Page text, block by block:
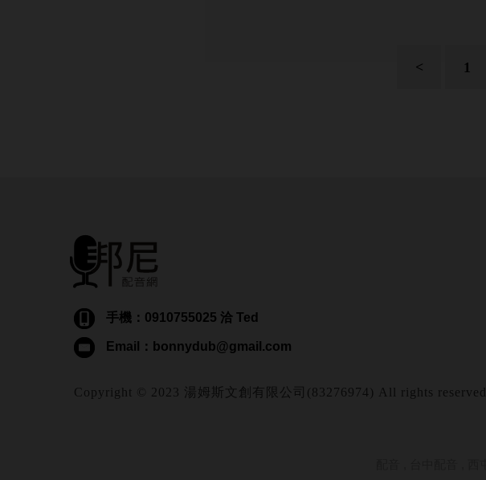
< 1
手機：0910755025 洽 Ted
Email：bonnydub@gmail.com
Copyright © 2023 湯姆斯文創有限公司(83276974) All rights reserved.